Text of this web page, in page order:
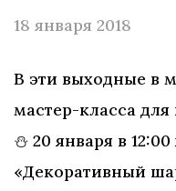
18 января 2018
В эти выходные в
мастер-класса для
⛄ 20 января в
«Декоративный